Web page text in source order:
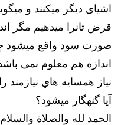
اشیای دیگر میکنند و‌
قرض تانرا میدهیم مگر
صورت سود واقع
اندازه هم معلوم نمی
نياز همسايه هاي نيازمند
آيا گنهگار ميشود؟
الحمد لله والصلاة